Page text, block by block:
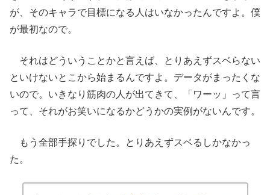
が、そのキャラで目標になる人はいなかったんですよ。僕
が最初なので。
それはどういうことかと言えば、とりあえずスベらない
といけないとこから始まるんですよ。データがまったくな
いので。いきなり筋肉の人が出てきて、「ワーッ」って言
って、それがお笑いになるかどうかの実例がないんです。
もう全部手探りでした。とりあえずスベるしかなかっ
た。